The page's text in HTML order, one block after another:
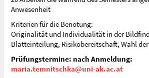
Anwesenheit
Kriterien für die Benotung:
Originalität und Individualität in der
Blatteinteilung, Risikobereitschaft, Wahl
Prüfungstermine: nach Anmeldung:
maria.temnitschka@uni-ak.ac.at